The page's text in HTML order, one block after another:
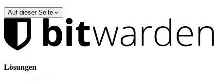
Auf dieser Seite
Lösungen